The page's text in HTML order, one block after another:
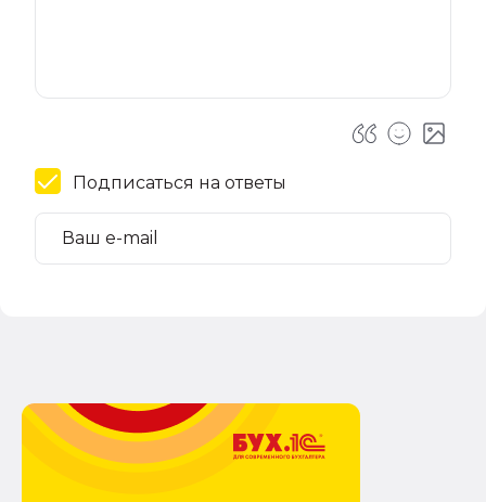
Подписаться на ответы